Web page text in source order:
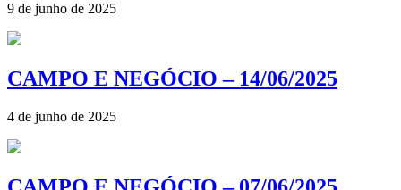
9 de junho de 2025
CAMPO E NEGÓCIO – 14/06/2025
4 de junho de 2025